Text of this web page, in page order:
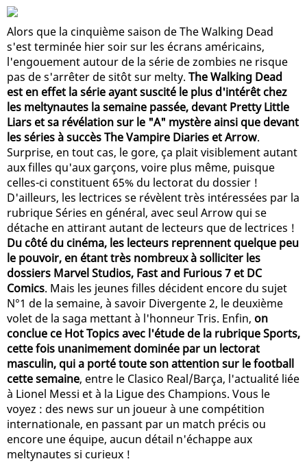
Alors que la cinquième saison de The Walking Dead
s'est terminée hier soir sur les écrans américains,
l'engouement autour de la série de zombies ne risque
pas de s'arrêter de sitôt sur melty. The Walking Dead
est en effet la série ayant suscité le plus d'intérêt chez
les meltynautes la semaine passée, devant Pretty Little
Liars et sa révélation sur le "A" mystère ainsi que devant
les séries à succès The Vampire Diaries et Arrow.
Surprise, en tout cas, le gore, ça plait visiblement autant
aux filles qu'aux garçons, voire plus même, puisque
celles-ci constituent 65% du lectorat du dossier !
D'ailleurs, les lectrices se révèlent très intéressées par la
rubrique Séries en général, avec seul Arrow qui se
détache en attirant autant de lecteurs que de lectrices !
Du côté du cinéma, les lecteurs reprennent quelque peu
le pouvoir, en étant très nombreux à solliciter les
dossiers Marvel Studios, Fast and Furious 7 et DC
Comics. Mais les jeunes filles décident encore du sujet
N°1 de la semaine, à savoir Divergente 2, le deuxième
volet de la saga mettant à l'honneur Tris. Enfin, on
conclue ce Hot Topics avec l'étude de la rubrique Sports,
cette fois unanimement dominée par un lectorat
masculin, qui a porté toute son attention sur le football
cette semaine, entre le Clasico Real/Barça, l'actualité liée
à Lionel Messi et à la Ligue des Champions. Vous le
voyez : des news sur un joueur à une compétition
internationale, en passant par un match précis ou
encore une équipe, aucun détail n'échappe aux
meltynautes si curieux !